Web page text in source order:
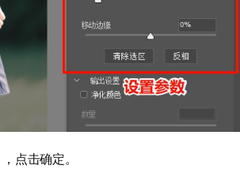
点击确定。